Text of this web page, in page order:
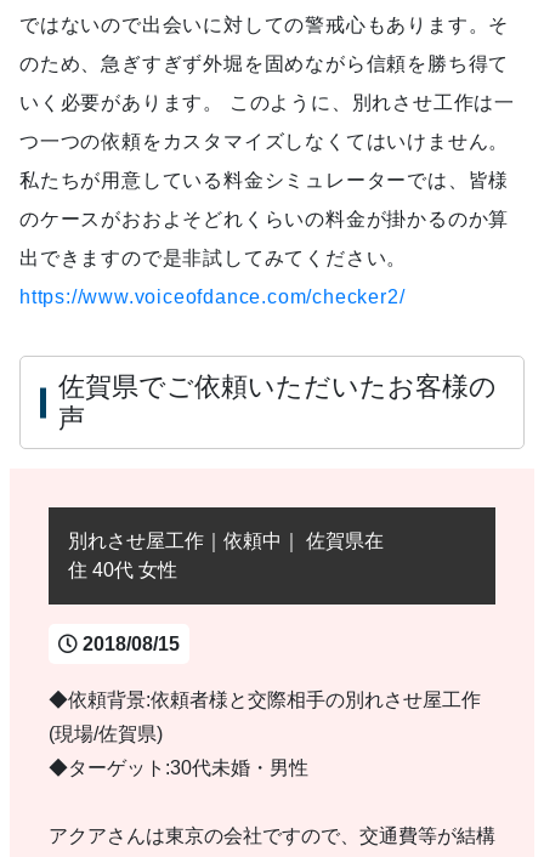
ではないので出会いに対しての警戒心もあります。そ
のため、急ぎすぎず外堀を固めながら信頼を勝ち得て
いく必要があります。 このように、別れさせ工作は一
つ一つの依頼をカスタマイズしなくてはいけません。
私たちが用意している料金シミュレーターでは、皆様
のケースがおおよそどれくらいの料金が掛かるのか算
出できますので是非試してみてください。
https://www.voiceofdance.com/checker2/
佐賀県でご依頼いただいたお客様の
声
別れさせ屋工作｜依頼中｜ 佐賀県在
住 40代 女性
2018/08/15
◆依頼背景:依頼者様と交際相手の別れさせ屋工作
(現場/佐賀県)
◆ターゲット:30代未婚・男性
アクアさんは東京の会社ですので、交通費等が結構